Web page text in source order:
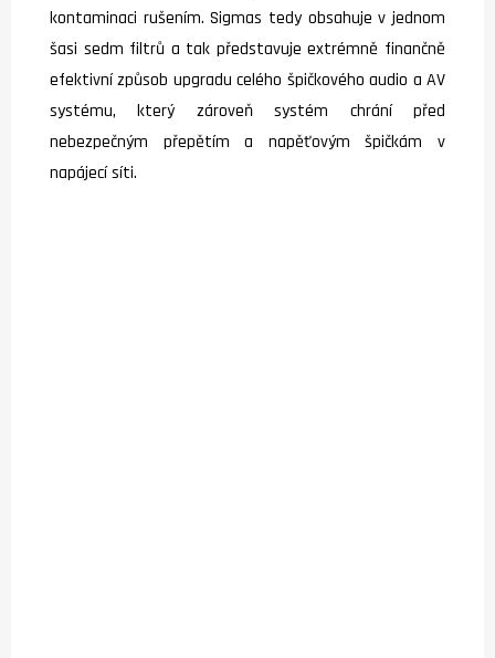
kontaminaci rušením. Sigmas tedy obsahuje v jednom
šasi sedm filtrů a tak představuje extrémně finančně
efektivní způsob upgradu celého špičkového audio a AV
systému, který zároveň systém chrání před
nebezpečným přepětím a napěťovým špičkám v
napájecí síti.